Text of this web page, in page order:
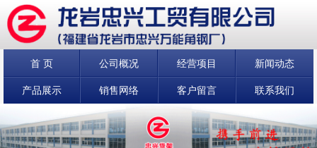
首 页 公司概况 经营项目 新闻动态
产品展示 销售网络 客户留言 联系我们